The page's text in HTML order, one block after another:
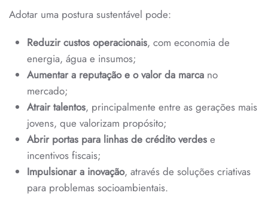
Adotar uma postura sustentável pode:
Reduzir custos operacionais, com economia de
energia, água e insumos;
Aumentar a reputação e o valor da marca no
mercado;
Atrair talentos, principalmente entre as gerações mais
jovens, que valorizam propósito;
Abrir portas para linhas de crédito verdes e
incentivos fiscais;
Impulsionar a inovação, através de soluções criativas
para problemas socioambientais.